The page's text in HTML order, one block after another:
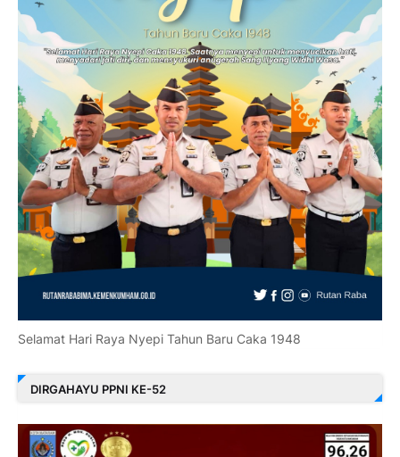
Selamat Hari Raya Nyepi Tahun Baru Caka 1948
DIRGAHAYU PPNI KE-52